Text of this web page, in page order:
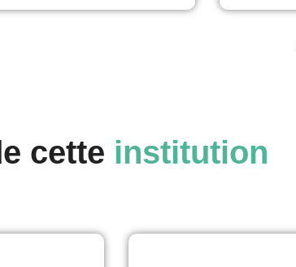
importante et une...
cette institution